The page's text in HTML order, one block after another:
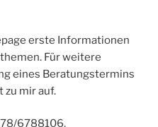
erste Informationen
Für weitere
eines Beratungstermins
zu mir auf.
6788106.